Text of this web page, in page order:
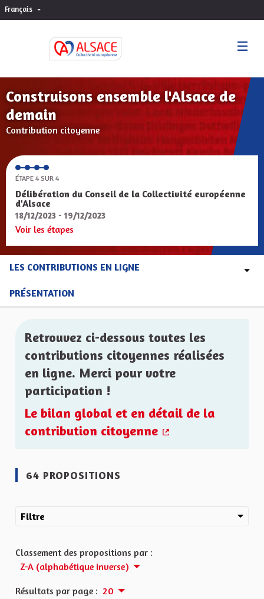
Français Choisir la langue
Construisons ensemble l'Alsace de
demain
Contribution citoyenne
ÉTAPE 4 SUR 4
Délibération du Conseil de la Collectivité européenne
d'Alsace
18/12/2023 - 19/12/2023
Voir les étapes
LES CONTRIBUTIONS EN LIGNE
PRÉSENTATION
Retrouvez ci-dessous toutes les
contributions citoyennes réalisées
en ligne. Merci pour votre
participation !
Le bilan global et en détail de la
contribution citoyenne
64 PROPOSITIONS
Filtre
Classement des propositions par :
Z-A (alphabétique inverse)
Résultats par page : 20